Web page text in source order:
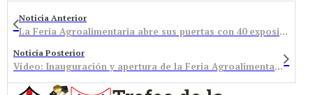
Noticia Anterior
La Feria Agroalimentaria abre sus puertas con 40 expositores participantes / Cendón: Bembibre es uno de los municipios con más futuro de esta provincia
Noticia Posterior
Vídeo: Inauguración y apertura de la Feria Agroalimentaria